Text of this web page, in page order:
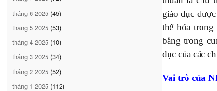
tháng 6 2025 (45)
tháng 5 2025 (53)
tháng 4 2025 (10)
tháng 3 2025 (34)
tháng 2 2025 (52)
tháng 1 2025 (112)
giáo dục
thể hóa
bằng trong
dục của các
Vai trò của